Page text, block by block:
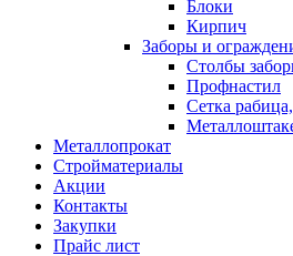
Блоки
Кирпич
Заборы и
Столбы
Профнастил
Сетка
Металлопрокат
Стройматериалы
Акции
Контакты
Закупки
Прайс лист